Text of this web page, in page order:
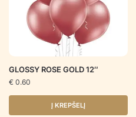
GLOSSY ROSE GOLD 12″
€ 0.60
Į KREPŠELĮ